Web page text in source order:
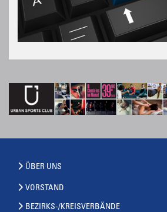
ÜBER UNS
VORSTAND
BEZIRKS-/KREISVERBÄNDE